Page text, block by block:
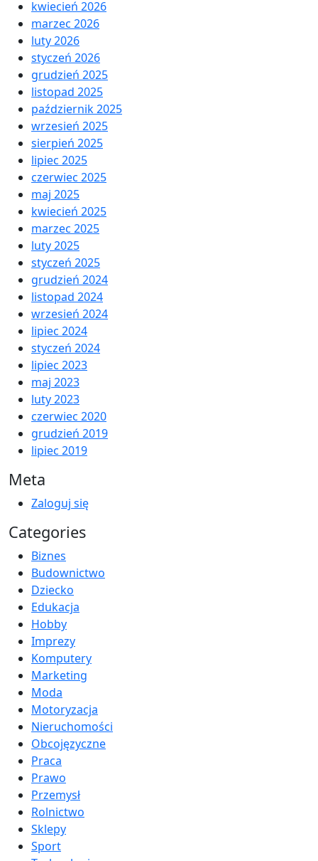
kwiecień 2026
marzec 2026
luty 2026
styczeń 2026
grudzień 2025
listopad 2025
październik 2025
wrzesień 2025
sierpień 2025
lipiec 2025
czerwiec 2025
maj 2025
kwiecień 2025
marzec 2025
luty 2025
styczeń 2025
grudzień 2024
listopad 2024
wrzesień 2024
lipiec 2024
styczeń 2024
lipiec 2023
maj 2023
luty 2023
czerwiec 2020
grudzień 2019
lipiec 2019
Meta
Zaloguj się
Categories
Biznes
Budownictwo
Dziecko
Edukacja
Hobby
Imprezy
Komputery
Marketing
Moda
Motoryzacja
Nieruchomości
Obcojęzyczne
Praca
Prawo
Przemysł
Rolnictwo
Sklepy
Sport